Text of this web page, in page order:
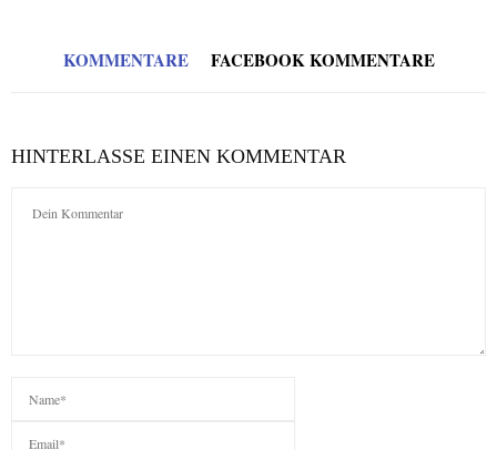
KOMMENTARE FACEBOOK KOMMENTARE
HINTERLASSE EINEN KOMMENTAR